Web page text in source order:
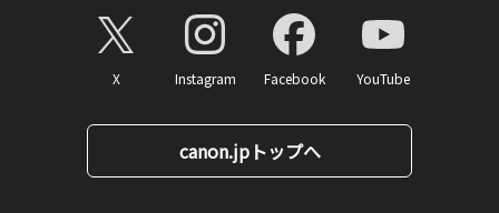
X Instagram Facebook YouTube
canon.jpトップへ